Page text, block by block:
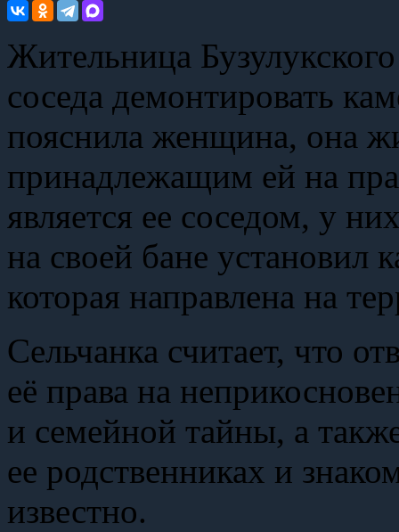
Жительница
соседа демонтировать
пояснила женщина, она
принадлежащим ей на
является ее соседом, у
на своей бане установил
которая направлена на
Сельчанка считает, что
её права на
и семейной тайны, а
ее родственниках и
известно.